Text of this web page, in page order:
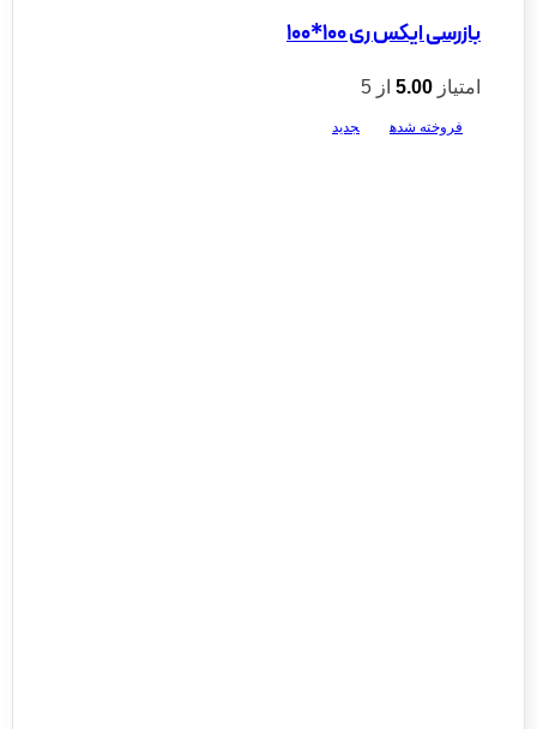
بازرسی ایکس‌ ری 100*100
امتیاز 5.00 از 5
فروخته شده جدید